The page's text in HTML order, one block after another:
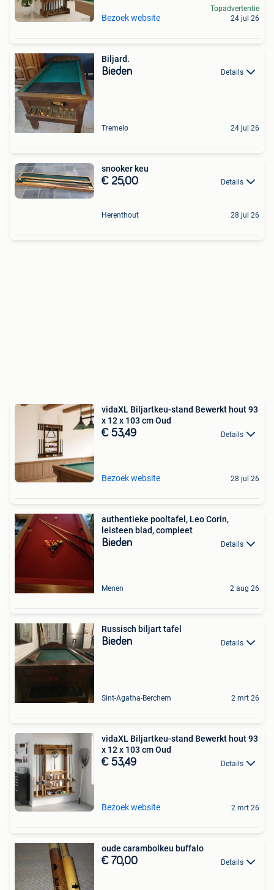
Bezoek website
Topadvertentie
24 jul 26
Biljard.
Bieden Details
Tremelo 24 jul 26
snooker keu
€ 25,00 Details
Herenthout 28 jul 26
vidaXL Biljartkeu-stand Bewerkt hout 93
x 12 x 103 cm Oud
€ 53,49 Details
Bezoek website 28 jul 26
authentieke pooltafel, Leo Corin,
leisteen blad, compleet
Bieden Details
Menen 2 aug 26
Russisch biljart tafel
Bieden Details
Sint-Agatha-Berchem 2 mrt 26
vidaXL Biljartkeu-stand Bewerkt hout 93
x 12 x 103 cm Oud
€ 53,49 Details
Bezoek website 2 mrt 26
oude carambolkeu buffalo
€ 70,00 Details